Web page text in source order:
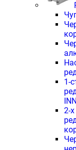
1-
2-